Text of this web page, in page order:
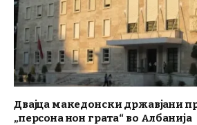
Двајца македонски државјани
„персона нон грата“ во Албанија